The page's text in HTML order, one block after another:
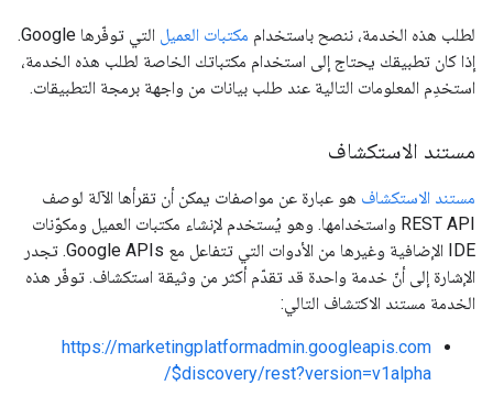
لطلب هذه الخدمة، ننصح باستخدام مكتبات العميل
التي توفّرها Google.
إذا كان تطبيقك يحتاج إلى استخدام مكتباتك الخاصة لطلب هذه الخدمة،
استخدِم المعلومات التالية عند طلب بيانات من واجهة برمجة التطبيقات.
مستند الاستكشاف
مستند الاستكشاف هو عبارة عن مواصفات يمكن أن تقرأها الآلة لوصف
REST API واستخدامها. وهو يُستخدم لإنشاء مكتبات العميل ومكوّنات
IDE الإضافية وغيرها من الأدوات التي تتفاعل مع Google APIs. تجدر
الإشارة إلى أنّ خدمة واحدة قد تقدّم أكثر من وثيقة استكشاف. توفّر هذه
الخدمة مستند الاكتشاف التالي:
https://marketingplatformadmin.googleapis.com
/$discovery/rest?version=v1alpha